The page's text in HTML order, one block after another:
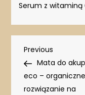
Serum z witaminą
wpisu
Previous
Post
Previous
Mata do
eco – organiczne
rozwiązanie na